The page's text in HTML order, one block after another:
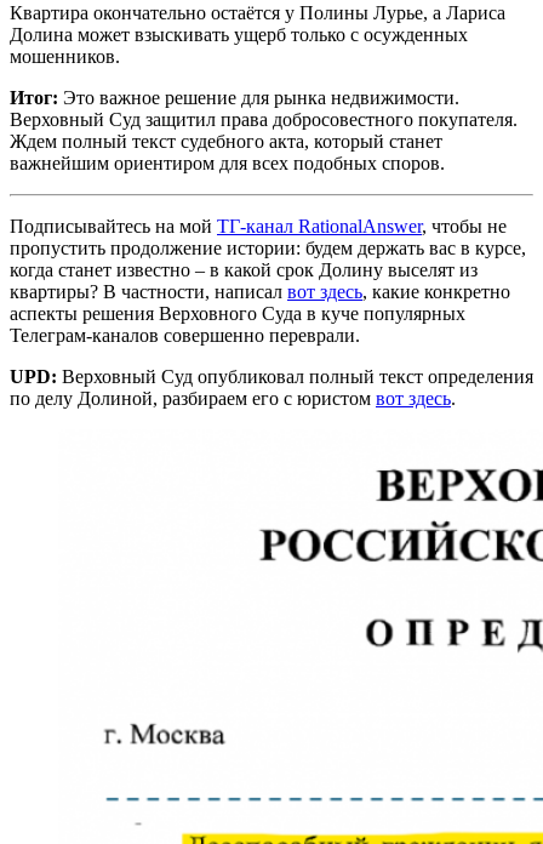
Квартира окончательно остаётся у Полины Лурье, а Лариса
Долина может взыскивать ущерб только с осужденных
мошенников.
Итог: Это важное решение для рынка недвижимости.
Верховный Суд защитил права добросовестного покупателя.
Ждем полный текст судебного акта, который станет
важнейшим ориентиром для всех подобных споров.
Подписывайтесь на мой ТГ-канал RationalAnswer, чтобы не
пропустить продолжение истории: будем держать вас в курсе,
когда станет известно – в какой срок Долину выселят из
квартиры? В частности, написал вот здесь, какие конкретно
аспекты решения Верховного Суда в куче популярных
Телеграм-каналов совершенно переврали.
UPD: Верховный Суд опубликовал полный текст определения
по делу Долиной, разбираем его с юристом вот здесь.